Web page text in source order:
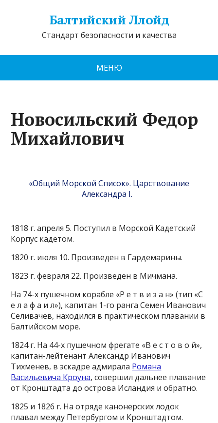
Балтийский Ллойд
Стандарт безопасности и качества
МЕНЮ
Новосильский Федор
Михайлович
«Общий Морской Список». Царствование
Александра I.
1818 г. апреля 5. Поступил в Морской Кадетский
Корпус кадетом.
1820 г. июля 10. Произведен в Гардемарины.
1823 г. февраля 22. Произведен в Мичмана.
На 74-х пушечном корабле «Р е т в и з а н» (тип «С
е л а ф а и л»), капитан 1-го ранга Семен Иванович
Селивачев, находился в практическом плавании в
Балтийском море.
1824 г. На 44-х пушечном фрегате «В е с т о в о й»,
капитан-лейтенант Александр Иванович
Тихменев, в эскадре адмирала Романа
Васильевича Кроуна, совершил дальнее плавание
от Кронштадта до острова Исландия и обратно.
1825 и 1826 г. На отряде канонерских лодок
плавал между Петербургом и Кронштадтом.